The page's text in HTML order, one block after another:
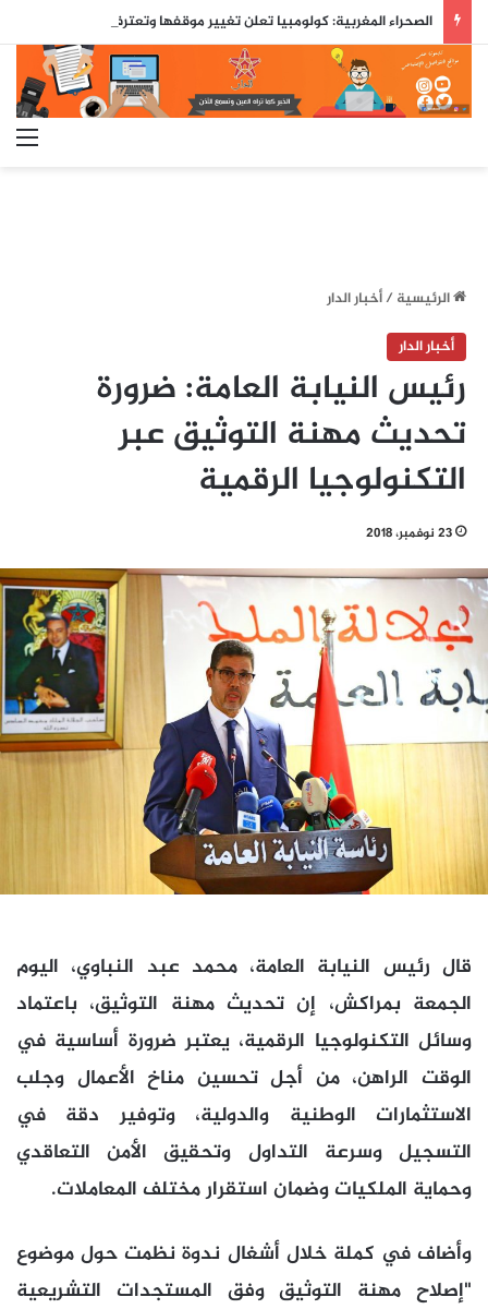
الرئيسية/أخبار الدار
أخبار الدار
رئيس النيابة العامة: ضرورة
تحديث مهنة التوثيق عبر
التكنولوجيا الرقمية
23 نوفمبر، 2018
قال رئيس النيابة العامة، محمد عبد النباوي، اليوم
الجمعة بمراكش، إن تحديث مهنة التوثيق، باعتماد
وسائل التكنولوجيا الرقمية، يعتبر ضرورة أساسية في
الوقت الراهن، من أجل تحسين مناخ الأعمال وجلب
الاستثمارات الوطنية والدولية، وتوفير دقة في
التسجيل وسرعة التداول وتحقيق الأمن التعاقدي
وحماية الملكيات وضمان استقرار مختلف المعاملات.
وأضاف في كملة خلال أشغال ندوة نظمت حول موضوع
"إصلاح مهنة التوثيق وفق المستجدات التشريعية